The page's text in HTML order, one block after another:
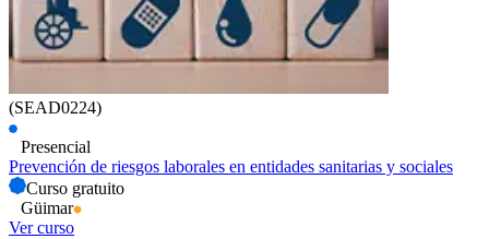
(SEAD0224)
Presencial
Prevención de riesgos laborales en entidades sanitarias y sociales
Curso gratuito
Güimar
Ver curso